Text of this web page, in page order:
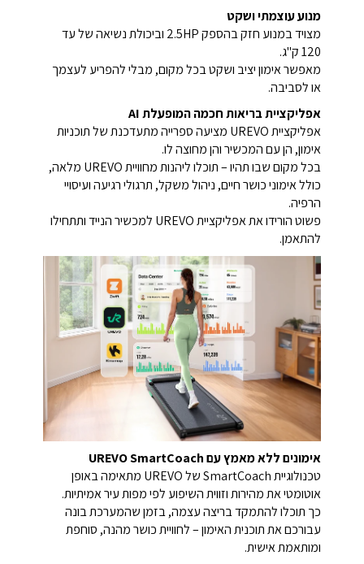
מנוע עוצמתי ושקט
מצויד במנוע חזק בהספק ‎2.5HP וביכולת נשיאה של עד
120 ק"ג.
מאפשר אימון יציב ושקט בכל מקום, מבלי להפריע לעצמך
או לסביבה.
אפליקציית בריאות חכמה המופעלת AI
אפליקציית UREVO מציעה ספרייה מתעדכנת של תוכניות
אימון, הן עם המכשיר והן מחוצה לו.
בכל מקום שבו תהיו – תוכלו ליהנות מחוויית UREVO מלאה,
כולל אימוני כושר חיים, ניהול משקל, תרגולי רגיעה ועיסויי
הרפיה.
פשוט הורידו את אפליקציית UREVO למכשיר הנייד ותתחילו
להתאמן.
אימונים ללא מאמץ עם UREVO SmartCoach
טכנולוגיית SmartCoach של UREVO מתאימה באופן
אוטומטי את מהירות וזווית השיפוע לפי מפות עיר אמיתיות.
כך תוכלו להתמקד בריצה עצמה, בזמן שהמערכת בונה
עבורכם את תוכנית האימון – לחוויית כושר מהנה, סוחפת
ומותאמת אישית.